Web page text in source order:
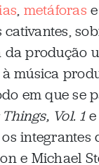
, metáforas e
produção
música
em que se
Vol. 1e
integrantes
e Michael